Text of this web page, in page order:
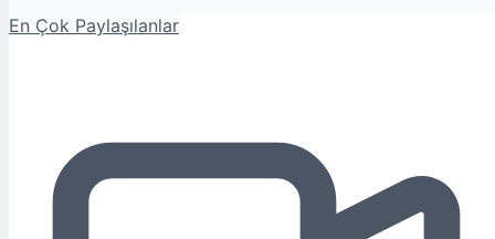
En Çok Paylaşılanlar